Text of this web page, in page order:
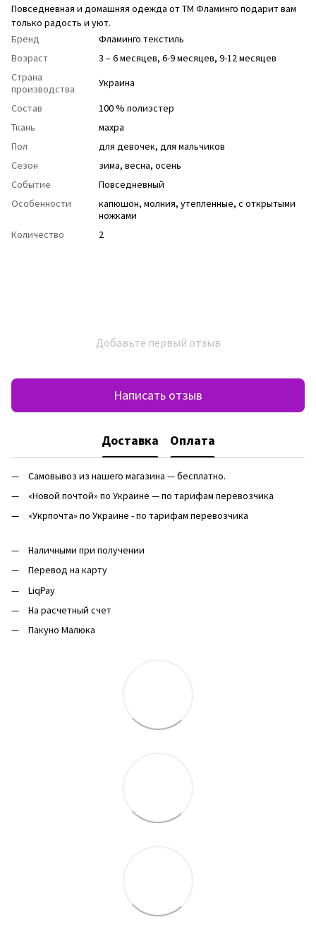
Повседневная и домашняя одежда от ТМ Фламинго подарит вам
только радость и уют.
Бренд
Фламинго текстиль
Возраст
3 – 6 месяцев, 6-9 месяцев, 9-12 месяцев
Страна
производства
Украина
Состав
100 % полиэстер
Ткань
махра
Пол
для девочек, для мальчиков
Сезон
зима, весна, осень
Событие
Повседневный
Особенности
капюшон, молния, утепленные, с открытыми
ножками
Количество
2
Добавьте первый отзыв
Написать отзыв
Доставка Оплата
Самовывоз из нашего магазина — бесплатно.
«Новой почтой» по Украине — по тарифам перевозчика
«Укрпочта» по Украине - по тарифам перевозчика
Наличными при получении
Перевод на карту
LiqPay
На расчетный счет
Пакуно Малюка